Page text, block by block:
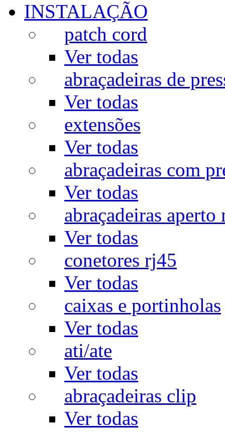
INSTALAÇÃO
patch cord
Ver todas
abraçadeiras de
Ver todas
extensões
Ver todas
abraçadeiras com
Ver todas
abraçadeiras aperto
Ver todas
conetores rj45
Ver todas
caixas e portinholas
Ver todas
ati/ate
Ver todas
abraçadeiras clip
Ver todas